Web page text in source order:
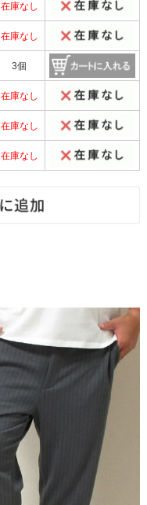
在庫なし
在庫なし
3個
在庫なし
在庫なし
在庫なし